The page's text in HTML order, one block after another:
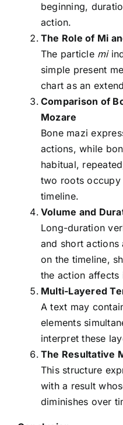
beginning,
action.
The Role of Mi
The particle mi
simple present
chart as an
Comparison of
Mozare
Bone mazi
actions, while
habitual,
two roots
timeline.
Volume and
Long-duration
and short
on the timeline,
the action affects
Multi-Layered
A text may
elements
interpret these
The Resultative
This structure
with a result
diminishes over